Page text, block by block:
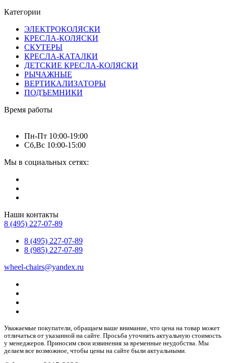
Категории
ЭЛЕКТРОКОЛЯСКИ
КРЕСЛА-КОЛЯСКИ
СКУТЕРЫ
КРЕСЛА-КАТАЛКИ
ДЕТСКИЕ КРЕСЛА-КОЛЯСКИ
РЫЧАЖНЫЕ
ВЕРТИКАЛИЗАТОРЫ
ПОДЪЕМНИКИ
Время работы
Пн-Пт 10:00-19:00
Сб,Вс 10:00-15:00
Мы в социальных сетях:
Наши контакты
8 (495) 227-07-89
8 (495) 227-07-89
8 (985) 227-07-89
wheel-chairs@yandex.ru
Уважаемые покупатели, обращаем ваше внимание, что цена на товар может
отличаться от указанной на сайте. Просьба уточнять актуальную стоимость
у менеджеров. Приносим свои извинения за временные неудобства. Мы
делаем все возможное, чтобы цены на сайте были актуальными.